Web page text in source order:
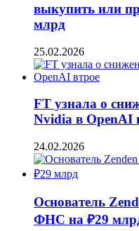
выкупить или
млрд
25.02.2026
FT узнала о
Nvidia в OpenAI
24.02.2026
Основатель
ФНС на ₽29